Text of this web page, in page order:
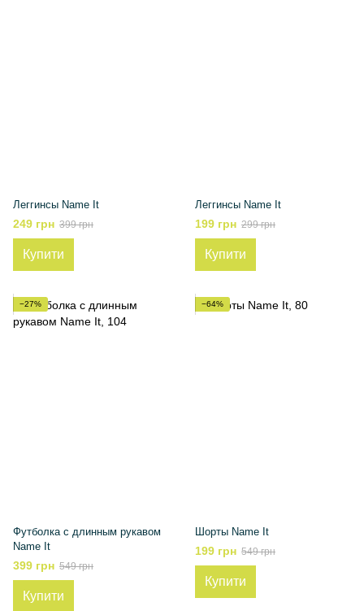
Леггинсы Name It
249 грн 399 грн
Купити
Леггинсы Name It
199 грн 299 грн
Купити
−27%
Футболка с длинным рукавом
Name It
399 грн 549 грн
Купити
−64%
Шорты Name It
199 грн 549 грн
Купити